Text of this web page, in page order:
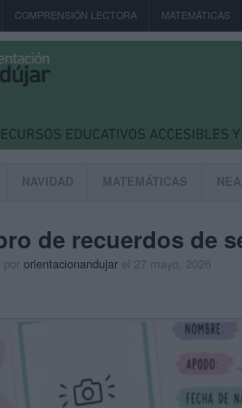
COMPRENSIÓN LECTORA MATEMÁTICAS
NAVIDAD MATEMÁTICAS
de recuerdos de
por orientacionandujar el 27 mayo, 2026